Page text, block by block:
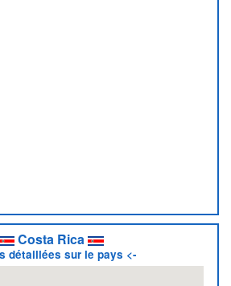
Costa Rica
détaillées sur le pays <-